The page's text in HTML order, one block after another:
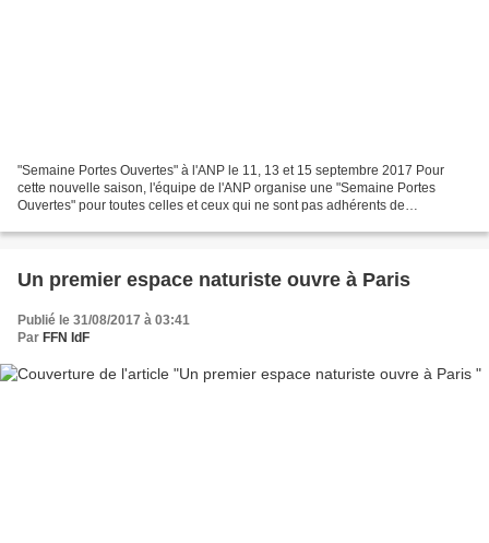
"Semaine Portes Ouvertes" à l'ANP le 11, 13 et 15 septembre 2017 Pour
cette nouvelle saison, l'équipe de l'ANP organise une "Semaine Portes
Ouvertes" pour toutes celles et ceux qui ne sont pas adhérents de
Un premier espace naturiste ouvre à Paris
Publié le 31/08/2017 à 03:41
Par FFN IdF